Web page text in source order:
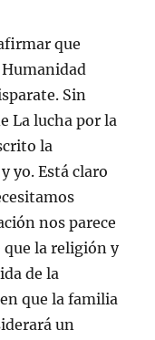
que
Sin
La lucha por la
la
yo. Está claro
nos parece
que la religión y
de la
que la familia
un